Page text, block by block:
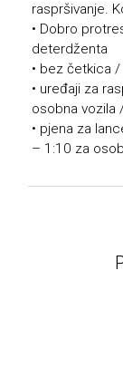
raspršivanje.
• Dobro
deterdženta
• bez četkica
• uređaji za
osobna vozila
• pjena za
– 1:10 za